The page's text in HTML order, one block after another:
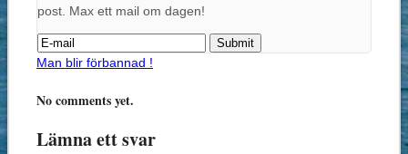
post. Max ett mail om dagen!
Man blir förbannad !
No comments yet.
Lämna ett svar